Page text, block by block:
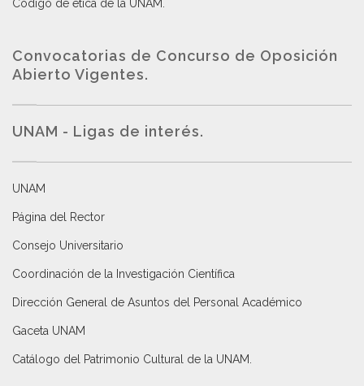
Código de ética de la UNAM
Convocatorias de Concurso de Oposición
Abierto Vigentes.
UNAM - Ligas de interés.
UNAM
Página del Rector
Consejo Universitario
Coordinación de la Investigación Científica
Dirección General de Asuntos del Personal Académico
Gaceta UNAM
Catálogo del Patrimonio Cultural de la UNAM.